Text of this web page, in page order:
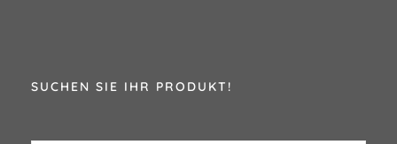
SUCHEN SIE IHR PRODUKT!